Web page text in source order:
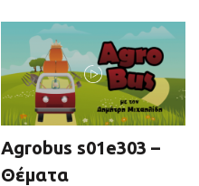
Agrobus s01e303 –
Θέματα